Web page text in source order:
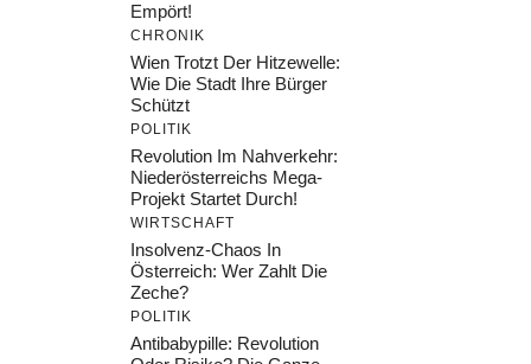
Empört!
CHRONIK
Wien Trotzt Der Hitzewelle:
Wie Die Stadt Ihre Bürger
Schützt
POLITIK
Revolution Im Nahverkehr:
Niederösterreichs Mega-
Projekt Startet Durch!
WIRTSCHAFT
Insolvenz-Chaos In
Österreich: Wer Zahlt Die
Zeche?
POLITIK
Antibabypille: Revolution